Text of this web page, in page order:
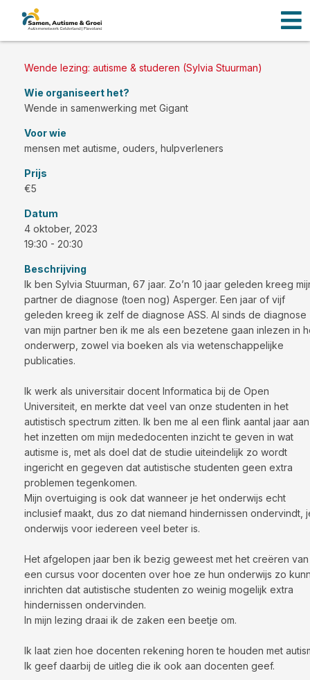
Wende lezing: autisme & studeren (Sylvia Stuurman)
Wie organiseert het?
Wende in samenwerking met Gigant
Voor wie
mensen met autisme, ouders, hulpverleners
Prijs
€5
Datum
4 oktober, 2023
19:30 - 20:30
Beschrijving
Ik ben Sylvia Stuurman, 67 jaar. Zo’n 10 jaar geleden kreeg
partner de diagnose (toen nog) Asperger. Een jaar of vijf
geleden kreeg ik zelf de diagnose ASS. Al sinds de diagnose
van mijn partner ben ik me als een bezetene gaan inlezen in
onderwerp, zowel via boeken als via wetenschappelijke
publicaties.
Ik werk als universitair docent Informatica bij de Open
Universiteit, en merkte dat veel van onze studenten in het
autistisch spectrum zitten. Ik ben me al een flink aantal jaar aan
het inzetten om mijn mededocenten inzicht te geven in wat
autisme is, met als doel dat de studie uiteindelijk zo wordt
ingericht en gegeven dat autistische studenten geen extra
problemen tegenkomen.
Mijn overtuiging is ook dat wanneer je het onderwijs echt
inclusief maakt, dus zo dat niemand hindernissen ondervindt,
onderwijs voor iedereen veel beter is.
Het afgelopen jaar ben ik bezig geweest met het creëren van
een cursus voor docenten over hoe ze hun onderwijs zo
inrichten dat autistische studenten zo weinig mogelijk extra
hindernissen ondervinden.
In mijn lezing draai ik de zaken een beetje om.
Ik laat zien hoe docenten rekening horen te houden met
Ik geef daarbij de uitleg die ik ook aan docenten geef.